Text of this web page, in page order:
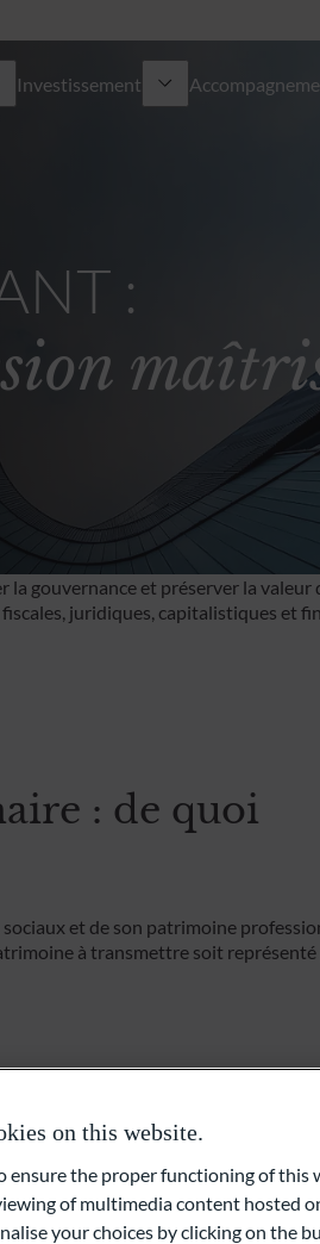
Investissement
durable
Ingénierie patrimoniale
Succession du dirigeant
Solutions de financement
Multi Family Office
Philanthropie
:
gouvernance et préserver la valeur
juridiques, capitalistiques et
: de quoi
et de son patrimoine
à transmettre soit représenté
peut modifier durablement
on this website.
ensure the proper functioning of this
of multimedia content hosted
your choices by clicking on the